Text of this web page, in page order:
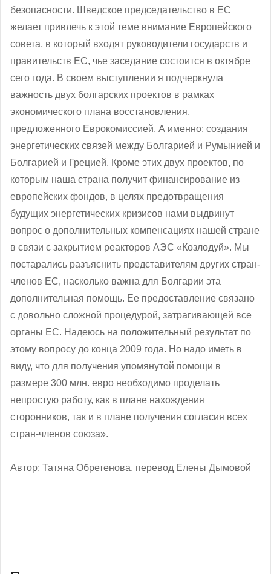
безопасности. Шведское председательство в ЕС
желает привлечь к этой теме внимание Европейского
совета, в который входят руководители государств и
правительств ЕС, чье заседание состоится в октябре
сего года. В своем выступлении я подчеркнула
важность двух болгарских проектов в рамках
экономического плана восстановления,
предложенного Еврокомиссией. А именно: создания
энергетических связей между Болгарией и Румынией и
Болгарией и Грецией. Кроме этих двух проектов, по
которым наша страна получит финансирование из
европейских фондов, в целях предотвращения
будущих энергетических кризисов нами выдвинут
вопрос о дополнительных компенсациях нашей стране
в связи с закрытием реакторов АЭС «Козлодуй». Мы
постарались разъяснить представителям других стран-
членов ЕС, насколько важна для Болгарии эта
дополнительная помощь. Ее предоставление связано
с довольно сложной процедурой, затрагивающей все
органы ЕС. Надеюсь на положительный результат по
этому вопросу до конца 2009 года. Но надо иметь в
виду, что для получения упомянутой помощи в
размере 300 млн. евро необходимо проделать
непростую работу, как в плане нахождения
сторонников, так и в плане получения согласия всех
стран-членов союза».
Автор: Татяна Обретенова, перевод Елены Дымовой